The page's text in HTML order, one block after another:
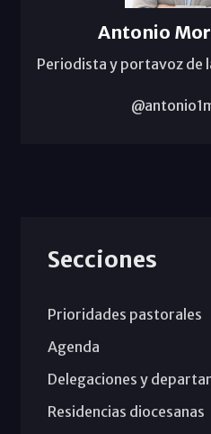
Antonio
Periodista y portavoz de
Secciones
Prioridades pastorales
Agenda
Delegaciones y
Residencias diocesanas